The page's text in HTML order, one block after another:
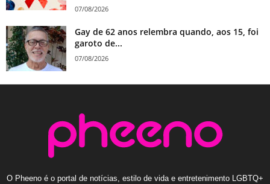
07/08/2026
Gay de 62 anos relembra quando, aos 15, foi
garoto de...
07/08/2026
O Pheeno é o portal de notícias, estilo de vida e entretenimento LGBTQ+